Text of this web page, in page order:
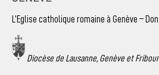
L’Eglise catholique romaine à Genève –
Diocèse de Lausanne, Genève et